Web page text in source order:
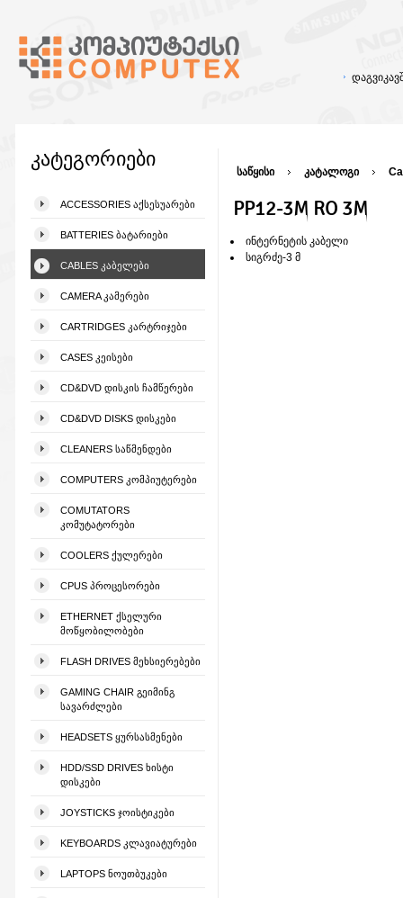
კატეგორიები
ACCESSORIES ᲐᲥᲡᲔᲡᲣᲐᲠᲔᲑᲘ
BATTERIES ᲑᲐᲢᲐᲠᲘᲔᲑᲘ
CABLES ᲙᲐᲑᲔᲚᲔᲑᲘ
CAMERA ᲙᲐᲛᲔᲠᲔᲑᲘ
CARTRIDGES ᲙᲐᲠᲢᲠᲘᲯᲔᲑᲘ
CASES ᲙᲔᲘᲡᲔᲑᲘ
CD&DVD ᲓᲘᲡᲙᲘᲡ ᲩᲐᲛᲬᲔᲠᲔᲑᲘ
CD&DVD DISKS ᲓᲘᲡᲙᲔᲑᲘ
CLEANERS ᲡᲐᲬᲛᲔᲜᲓᲔᲑᲘ
COMPUTERS ᲙᲝᲛᲞᲘᲣᲢᲔᲠᲔᲑᲘ
COMUTATORS
ᲙᲝᲛᲣᲢᲐᲢᲝᲠᲔᲑᲘ
COOLERS ᲥᲣᲚᲔᲠᲔᲑᲘ
CPUS ᲞᲠᲝᲪᲔᲡᲝᲠᲔᲑᲘ
ETHERNET ᲥᲡᲔᲚᲣᲠᲘ
ᲛᲝᲬᲧᲝᲑᲘᲚᲝᲑᲔᲑᲘ
FLASH DRIVES ᲛᲔᲮᲡᲘᲔᲠᲔᲑᲔᲑᲘ
GAMING CHAIR ᲒᲔᲘᲛᲘᲜᲒ
ᲡᲐᲕᲐᲠᲫᲚᲔᲑᲘ
HEADSETS ᲧᲣᲠᲡᲐᲡᲛᲔᲜᲔᲑᲘ
HDD/SSD DRIVES ᲮᲘᲡᲢᲘ
ᲓᲘᲡᲙᲔᲑᲘ
JOYSTICKS ᲯᲝᲘᲡᲢᲘᲙᲔᲑᲘ
KEYBOARDS ᲙᲚᲐᲕᲘᲐᲢᲣᲠᲔᲑᲘ
LAPTOPS ᲜᲝᲣᲗᲑᲣᲙᲔᲑᲘ
საწყისი კატალოგი
PP12-3M RO 3M
ინტერნეტის კაბელი
სიგრძე-3 მ